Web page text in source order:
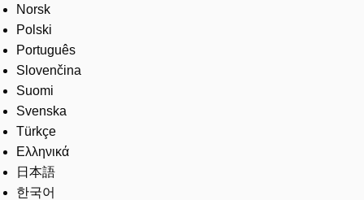
Norsk
Polski
Português
Slovenčina
Suomi
Svenska
Türkçe
Ελληνικά
日本語
한국어